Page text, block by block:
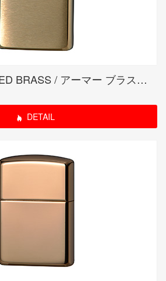
ARMOR BRUASHED BRASS / アーマー ブラスサテーナ
DETAIL